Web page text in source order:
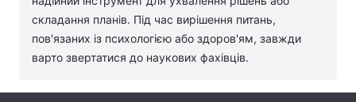
складання планів. Під час вирішення питань,
пов'язаних із психологією або здоров'ям, завжди
варто звертатися до наукових фахівців.